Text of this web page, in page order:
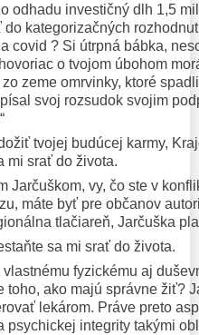
odhadu investičný dlh 1,5
kategorizačných
covid ? Si útrpná bábka,
o tvojom úbohom
zeme omrvinky, ktoré
svoj rozsudok svojim
tvojej budúcej karmy,
mi srať do života.
Jarčuškom, vy, čo ste v
máte byť pre občanov
tlačiareň, Jarčuška
sa mi srať do života.
fyzickému aj
ako majú správne žiť?
lekárom. Práve preto
integrity takými